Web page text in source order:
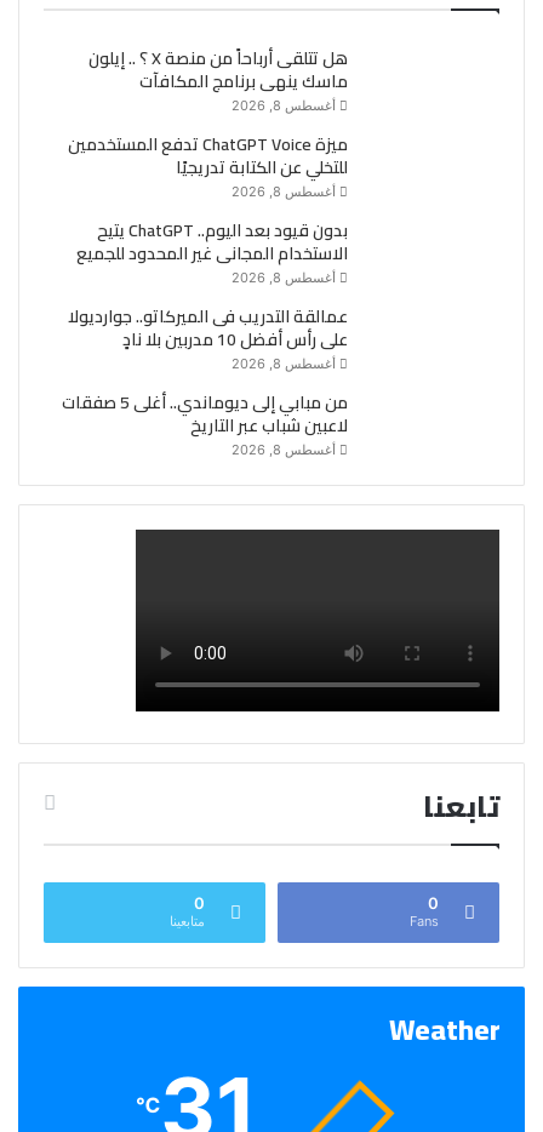
هل تتلقى أرباحاً من منصة X ؟ .. إيلون
ماسك ينهى برنامج المكافآت
أغسطس 8, 2026
ميزة ChatGPT Voice تدفع المستخدمين
للتخلي عن الكتابة تدريجيًا
أغسطس 8, 2026
بدون قيود بعد اليوم.. ChatGPT يتيح
الاستخدام المجانى غير المحدود للجميع
أغسطس 8, 2026
عمالقة التدريب فى الميركاتو.. جوارديولا
على رأس أفضل 10 مدربين بلا نادٍ
أغسطس 8, 2026
من مبابي إلى ديوماندي.. أغلى 5 صفقات
لاعبين شباب عبر التاريخ
أغسطس 8, 2026
تابعنا
0
Fans
0
متابعينا
Weather
31
℃